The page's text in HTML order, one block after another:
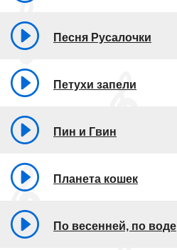
Песня Русалочки
Петухи запели
Пин и Гвин
Планета кошек
По весенней, по воде